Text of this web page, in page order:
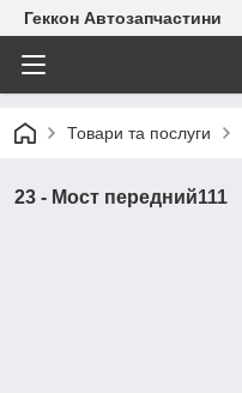
Геккон Автозапчастини
Товари та послуги
23 - Мост передний111